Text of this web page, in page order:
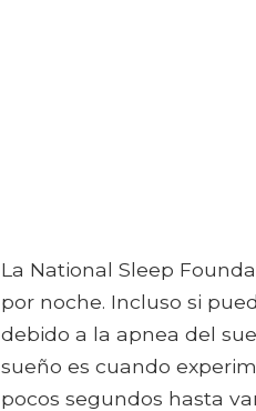
La National Sleep
por noche. Incluso si
debido a la apnea del
sueño es cuando
pocos segundos hasta